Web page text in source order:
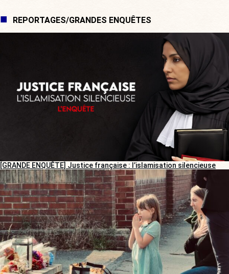
REPORTAGES/GRANDES ENQUÊTES
[GRANDE ENQUÊTE] Justice française : l’islamisation silencieuse